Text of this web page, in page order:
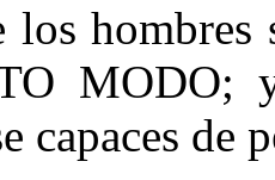
hombres
MODO;
capaces